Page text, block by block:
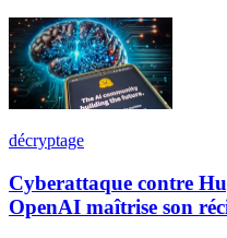
décryptage
Cyberattaque contre
OpenAI maîtrise son